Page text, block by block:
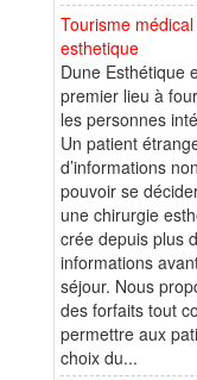
Tourisme
esthetique
Dune Esthétique
premier lieu à
les personnes
Un patient
d’informations
pouvoir se
une chirurgie
crée depuis plus
informations
séjour. Nous
des forfaits tout
permettre aux
choix du...